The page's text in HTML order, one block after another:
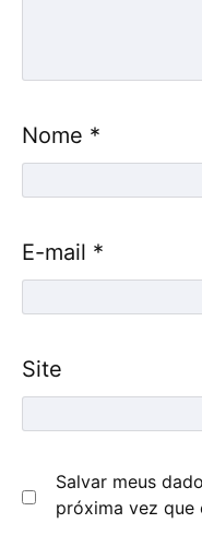
Nome *
E-mail *
Site
Salvar meus
próxima vez que